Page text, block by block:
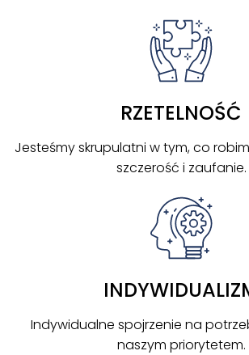
RZETELNOŚĆ
Jesteśmy skrupulatni w tym, co
szczerość i zaufanie.
Indywidualne spojrzenie na
naszym priorytetem.